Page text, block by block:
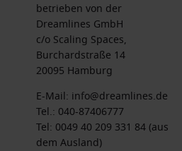
betrieben von der
Dreamlines GmbH
c/o Scaling Spaces,
Burchardstraße 14
20095 Hamburg
E-Mail: info@dreamlines.de
Tel.: 040-87406777
Tel: 0049 40 209 331 84 (aus
dem Ausland)